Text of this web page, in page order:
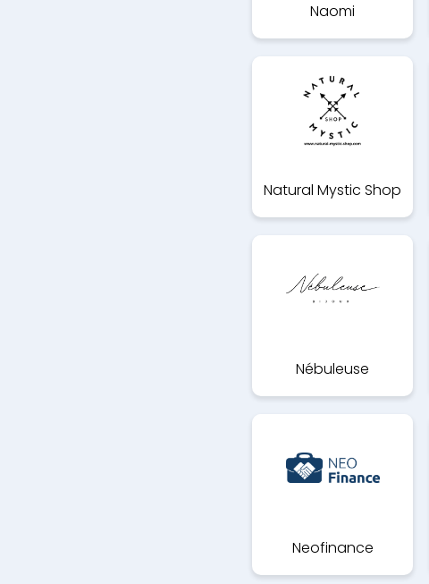
Naomi
Natural Mystic Shop
Nébuleuse
Neofinance